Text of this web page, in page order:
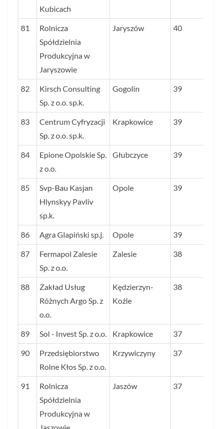
Kubicach
81
Rolnicza
Spółdzielnia
Produkcyjna w
Jaryszowie
Jaryszów 40
82
Kirsch Consulting
Sp. z o.o. sp.k.
Gogolin 39
83
Centrum Cyfryzacji
Sp. z o.o. sp.k.
Krapkowice 39
84
Epione Opolskie Sp.
z o.o.
Głubczyce 39
85
Svp-Bau Kasjan
Hlynskyy Pavliv
sp.k.
Opole 39
86 Agra Glapiński sp.j. Opole 39
87
Fermapol Zalesie
Sp. z o.o.
Zalesie 38
88
Zakład Usług
Różnych Argo Sp. z
o.o.
Kędzierzyn-
Koźle
38
89 Sol - Invest Sp. z o.o. Krapkowice 37
90
Przedsiębiorstwo
Rolne Kłos Sp. z o.o.
Krzywiczyny 37
91
Rolnicza
Spółdzielnia
Produkcyjna w
Jaszowie
Jaszów 37